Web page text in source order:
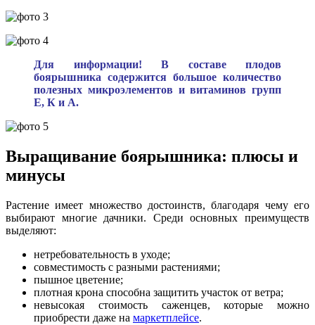
Для информации! В составе плодов
боярышника содержится большое количество
полезных микроэлементов и витаминов групп
Е, К и А.
Выращивание боярышника: плюсы и
минусы
Растение имеет множество достоинств, благодаря чему его
выбирают многие дачники. Среди основных преимуществ
выделяют:
нетребовательность в уходе;
совместимость с разными растениями;
пышное цветение;
плотная крона способна защитить участок от ветра;
невысокая стоимость саженцев, которые можно
приобрести даже на маркетплейсе.